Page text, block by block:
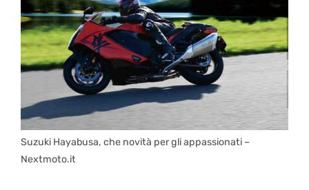
Suzuki Hayabusa, che novità per gli appassionati –
Nextmoto.it